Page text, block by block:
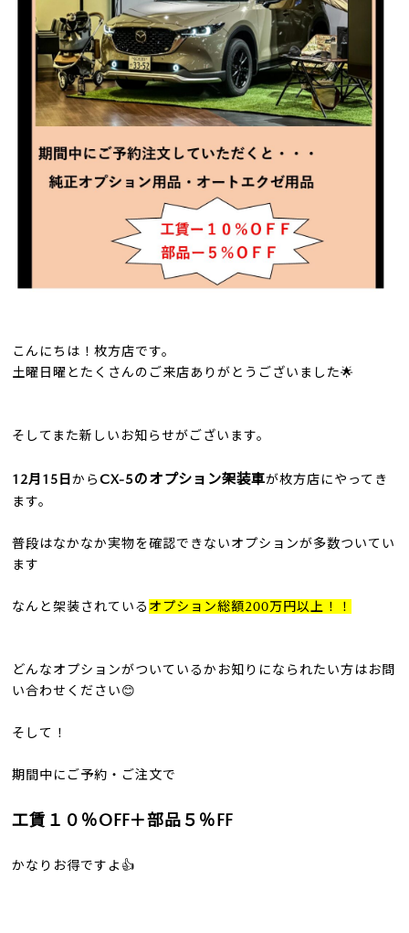
こんにちは！枚方店です。
土曜日曜とたくさんのご来店ありがとうございました🌟
そしてまた新しいお知らせがございます。
12月15日 からCX-5のオプション架装車が枚方店にやってき
ます。
普段はなかなか実物を確認できないオプションが多数ついてい
ます
なんと架装されている オプション総額200万円以上！！
どんなオプションがついているかお知りになられたい方はお問
い合わせください😊
そして！
期間中にご予約・ご注文で
工賃１０％OFF＋部品５％FF
かなりお得ですよ👍